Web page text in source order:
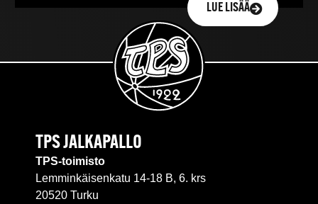
LUE LISÄÄ
TPS JALKAPALLO
TPS-toimisto
Lemminkäisenkatu 14-18 B, 6. krs
20520 Turku